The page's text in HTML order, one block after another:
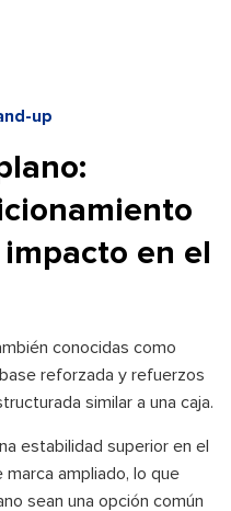
up
en el
conocidas como
reforzada y refuerzos
similar a una caja.
estabilidad superior en el
ampliado, lo que
sean una opción común